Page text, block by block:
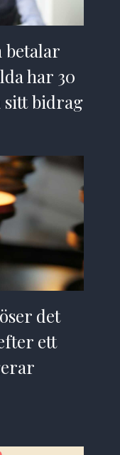
betalar
har 30
sitt bidrag
det
ett